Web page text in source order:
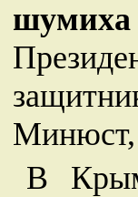
шумиха
В